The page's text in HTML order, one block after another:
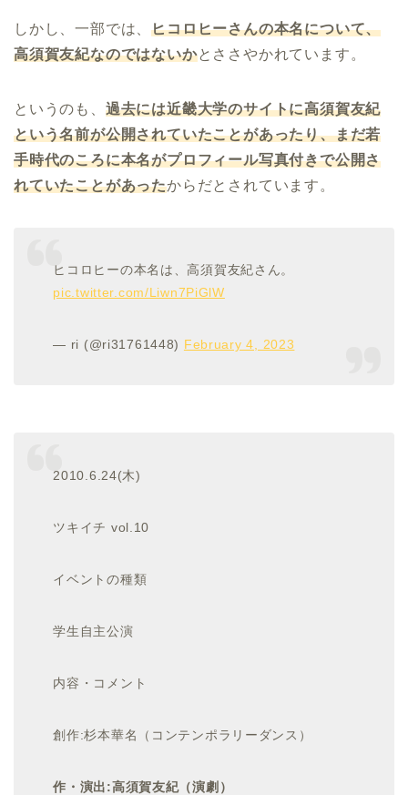
しかし、一部では、ヒコロヒーさんの本名について、
高須賀友紀なのではないかとささやかれています。
というのも、 過去には近畿大学のサイトに高須賀友紀
という名前が公開されていたことがあったり、まだ若
手時代のころに本名がプロフィール写真付きで公開さ
れていたことがあったからだとされています。
ヒコロヒーの本名は、高須賀友紀さん。
pic.twitter.com/Liwn7PiGlW
— ri (@ri31761448) February 4, 2023
2010.6.24(木)
ツキイチ vol.10
イベントの種類
学生自主公演
内容・コメント
創作:杉本華名（コンテンポラリーダンス）
作・演出:高須賀友紀（演劇）